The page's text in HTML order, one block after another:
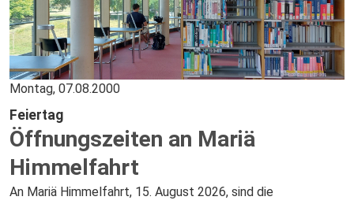
Montag, 07.08.2000
Feiertag
Öffnungszeiten an Mariä
Himmelfahrt
An Mariä Himmelfahrt, 15. August 2026, sind die